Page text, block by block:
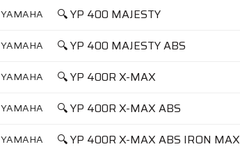
YAMAHA 🔍 YP 400 MAJESTY
YAMAHA 🔍 YP 400 MAJESTY ABS
YAMAHA 🔍 YP 400R X-MAX
YAMAHA 🔍 YP 400R X-MAX ABS
YAMAHA 🔍 YP 400R X-MAX ABS IRON MAX